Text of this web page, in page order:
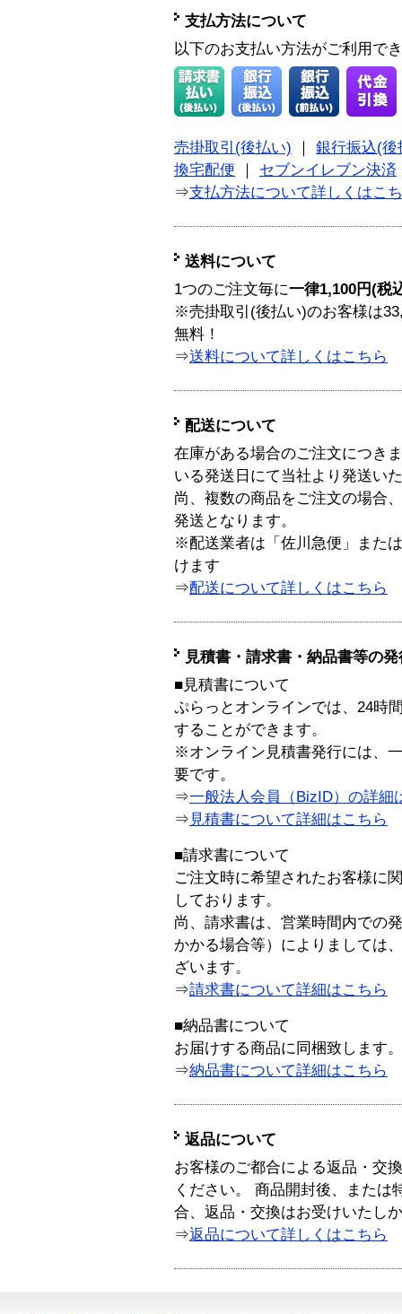
支払方法について
以下のお支払い方法がご利用で
売掛取引(後払い)
銀行振込(後
換宅配便
セブンイレブン決済
⇒支払方法について詳しくはこ
送料について
1つのご注文毎に一律1,100円(税
※売掛取引(後払い)のお客様は
無料！
⇒送料について詳しくはこちら
配送について
在庫がある場合のご注文につき
いる発送日にて当社より発送い
尚、複数の商品をご注文の場合
発送となります。
※配送業者は「佐川急便」また
けます
⇒配送について詳しくはこちら
見積書・請求書・納品書等の
■見積書について
ぷらっとオンラインでは、24時
することができます。
※オンライン見積書発行には、
要です。
⇒一般法人会員（BizID）の詳細
⇒ 見積書について詳細はこちら
■請求書について
ご注文時に希望されたお客様に
しております。
尚、請求書は、営業時間内での
かかる場合等）によりましては
ざいます。
⇒請求書について詳細はこちら
■納品書について
お届けする商品に同梱致します。
⇒納品書について詳細はこちら
返品について
お客様のご都合による返品・交
ください。 商品開封後、または
合、返品・交換はお受けいたし
⇒返品について詳しくはこちら